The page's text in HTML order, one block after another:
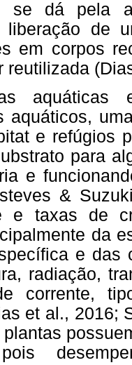
se dá pela
liberação de
em corpos
reutilizada
aquáticas
aquáticos,
e refúgios
para
e
&
e taxas de
da
e das
radiação,
corrente,
et al., 2016;